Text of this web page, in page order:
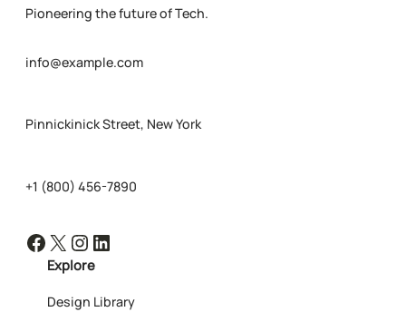
Pioneering the future of Tech.
info@example.com
Pinnickinick Street, New York
+1 (800) 456-7890
Facebook X Instagram LinkedIn
Explore
Design Library